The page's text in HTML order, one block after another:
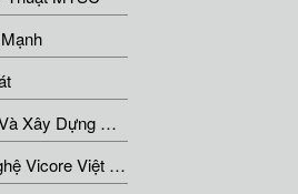
Công Ty Cổ Phần Đầu Tư Và Xây Dựng Minh Khang JSC
Công Ty Cổ Phần Công Nghệ Vicore Việt Nam